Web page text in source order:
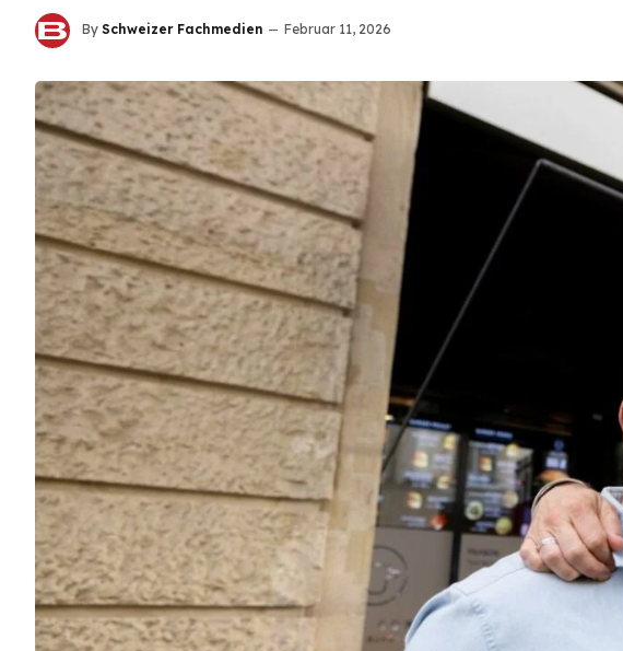
By Schweizer Fachmedien Februar 11, 2026